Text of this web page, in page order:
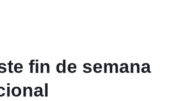
fin de semana